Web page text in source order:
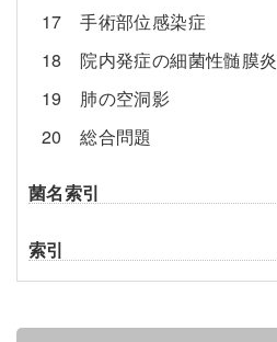
17 手術部位感染症
18 院内発症の細菌性髄膜炎
19 肺の空洞影
20 総合問題
菌名索引
索引